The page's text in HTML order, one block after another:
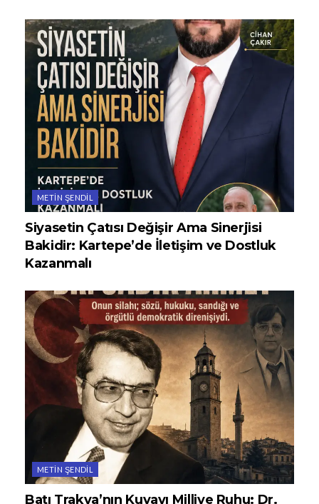
METIN ŞENDIL
Siyasetin Çatısı Değişir Ama Sinerjisi
Bakidir: Kartepe’de İletişim ve Dostluk
Kazanmalı
METIN ŞENDIL
Batı Trakya’nın Kuvayı Milliye Ruhu: Dr.